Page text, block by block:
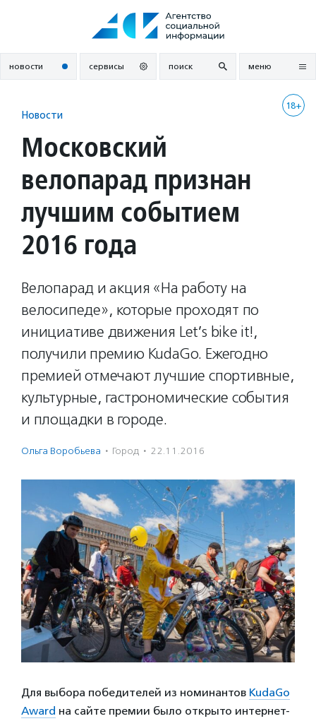
новости сервисы поиск меню
18+
Новости
Московский
велопарад признан
лучшим событием
2016 года
Велопарад и акция «На работу на
велосипеде», которые проходят по
инициативе движения Let’s bike it!,
получили премию KudaGo. Ежегодно
премией отмечают лучшие спортивные,
культурные, гастрономические события
и площадки в городе.
Ольга Воробьева · Город · 22.11.2016
Для выбора победителей из номинантов KudaGo
Award на сайте премии было открыто интернет-